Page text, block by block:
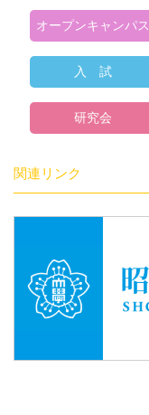
オープンキャンパス
入 試
研究会
関連リンク